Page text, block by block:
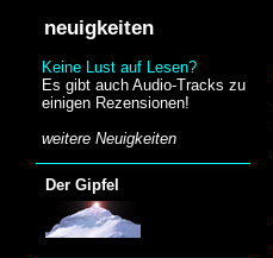
neuigkeiten
Keine Lust auf Lesen?
Es gibt auch Audio-Tracks zu
einigen Rezensionen!
weitere Neuigkeiten
Der Gipfel